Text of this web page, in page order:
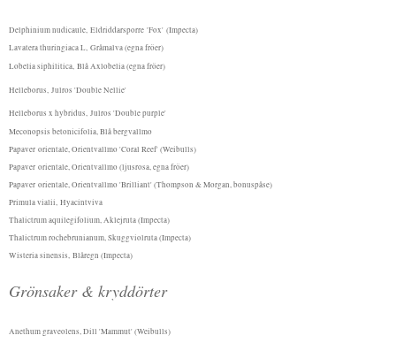
Delphinium nudicaule, Eldriddarsporre 'Fox' (Impecta)
Lavatera thuringiaca L, Gråmalva (egna fröer)
Lobelia siphilitica, Blå Axlobelia (egna fröer)
Helleborus, Julros 'Double Nellie'
Helleborus x hybridus, Julros 'Double purple'
Meconopsis betonicifolia, Blå bergvallmo
Papaver orientale, Orientvallmo 'Coral Reef' (Weibulls)
Papaver orientale, Orientvallmo (ljusrosa, egna fröer)
Papaver orientale, Orientvallmo 'Brilliant' (Thompson & Morgan, bonuspåse)
Primula vialii, Hyacintviva
Thalictrum aquilegifolium, Aklejruta (Impecta)
Thalictrum rochebrunianum, Skuggviolruta (Impecta)
Wisteria sinensis, Blåregn (Impecta)
Grönsaker & kryddörter
Anethum graveolens, Dill 'Mammut' (Weibulls)